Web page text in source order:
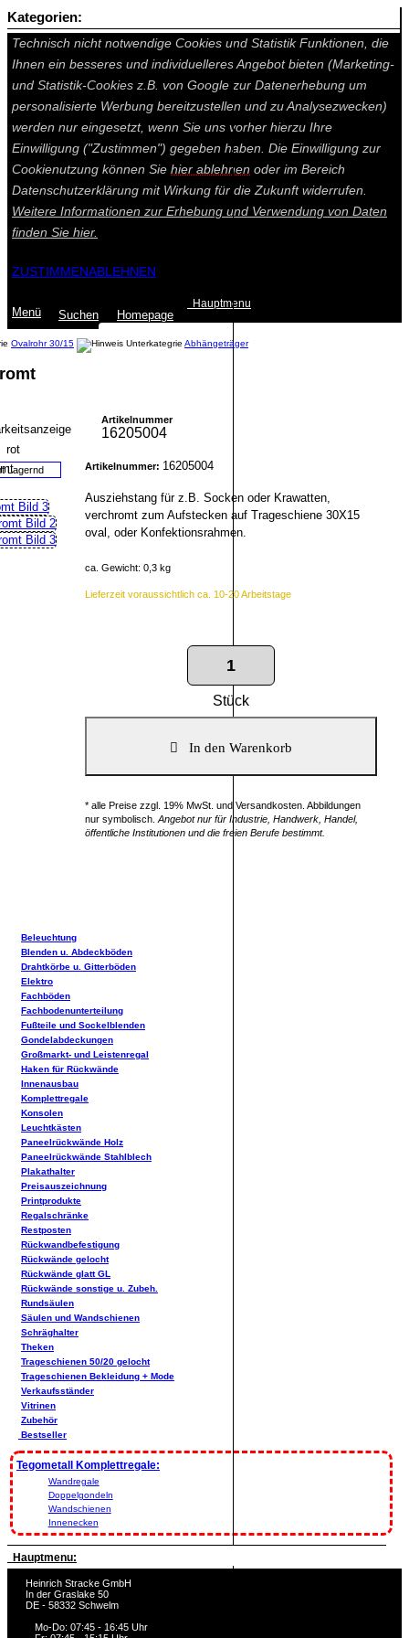
Auf dieser Seite werden technisch notwendige Cookies gesetzt.
Technisch nicht notwendige Cookies und Statistik Funktionen, die
Ihnen ein besseres und individuelleres Angebot bieten (Marketing-
und Statistik-Cookies z.B. von Google zur Datenerhebung um
personalisierte Werbung bereitzustellen und zu Analysezwecken)
werden nur eingesetzt, wenn Sie uns vorher hierzu Ihre
Einwilligung ("Zustimmen") gegeben haben. Die Einwilligung zur
Cookienutzung können Sie hier ablehnen oder im Bereich
Datenschutzerklärung mit Wirkung für die Zukunft widerrufen.
Weitere Informationen zur Erhebung und Verwendung von Daten
finden Sie hier.
ZUSTIMMENABLEHNEN
Menü Suchen Homepage
Hauptmenu
Ovalrohr 30/15 Abhängeträger
Lagernd
Artikelnummer
16205004
Artikelnummer: 16205004
Ausziehstang für z.B. Socken oder Krawatten,
verchromt zum Aufstecken auf Trageschiene 30X15
oval, oder Konfektionsrahmen.
ca. Gewicht: 0,3 kg
Lieferzeit voraussichtlich ca. 10-20 Arbeitstage
Stück
* alle Preise zzgl. 19% MwSt. und Versandkosten. Abbildungen
nur symbolisch. Angebot nur für Industrie, Handwerk, Handel,
öffentliche Institutionen und die freien Berufe bestimmt.
Kategorien:
Beleuchtung
Blenden u. Abdeckböden
Drahtkörbe u. Gitterböden
Elektro
Fachböden
Fachbodenunterteilung
Fußteile und Sockelblenden
Gondelabdeckungen
Großmarkt- und Leistenregal
Haken für Rückwände
Innenausbau
Komplettregale
Konsolen
Leuchtkästen
Paneelrückwände Holz
Paneelrückwände Stahlblech
Plakathalter
Preisauszeichnung
Printprodukte
Regalschränke
Restposten
Rückwandbefestigung
Rückwände gelocht
Rückwände glatt GL
Rückwände sonstige u. Zubeh.
Rundsäulen
Säulen und Wandschienen
Schräghalter
Theken
Trageschienen 50/20 gelocht
Trageschienen Bekleidung + Mode
Verkaufsständer
Vitrinen
Zubehör
Bestseller
Tegometall Komplettregale:
Wandregale
Doppelgondeln
Wandschienen
Innenecken
Hauptmenu:
Heinrich Stracke GmbH
In der Graslake 50
DE - 58332 Schwelm
Mo-Do: 07:45 - 16:45 Uhr